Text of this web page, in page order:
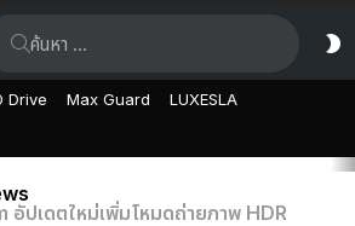
Drive Max Guard LUXESLA
ปเดตใหม่เพิ่มโหมดถ่ายภาพ HDR